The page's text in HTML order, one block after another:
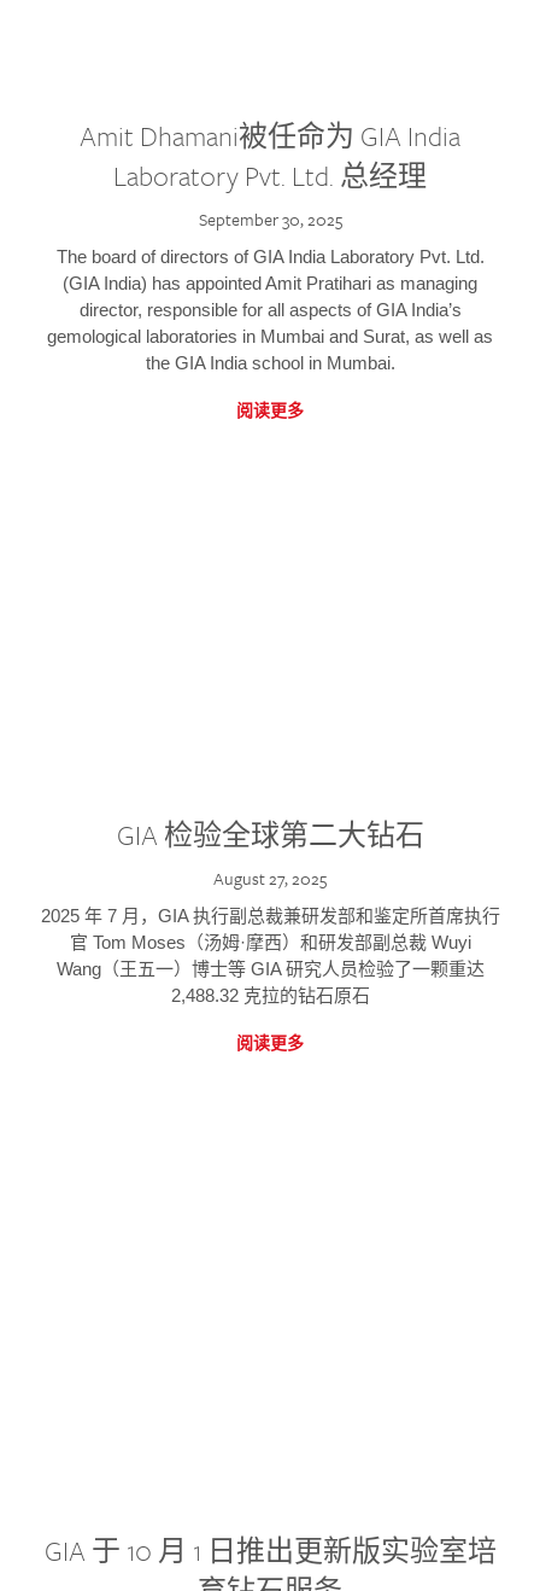
Amit Dhamani被任命为 GIA India
Laboratory Pvt. Ltd. 总经理
September 30, 2025
The board of directors of GIA India Laboratory Pvt. Ltd.
(GIA India) has appointed Amit Pratihari as managing
director, responsible for all aspects of GIA India’s
gemological laboratories in Mumbai and Surat, as well as
the GIA India school in Mumbai.
阅读更多
GIA 检验全球第二大钻石
August 27, 2025
2025 年 7 月，GIA 执行副总裁兼研发部和鉴定所首席执行
官 Tom Moses（汤姆·摩西）和研发部副总裁 Wuyi
Wang（王五一）博士等 GIA 研究人员检验了一颗重达
2,488.32 克拉的钻石原石
阅读更多
GIA 于 10 月 1 日推出更新版实验室培